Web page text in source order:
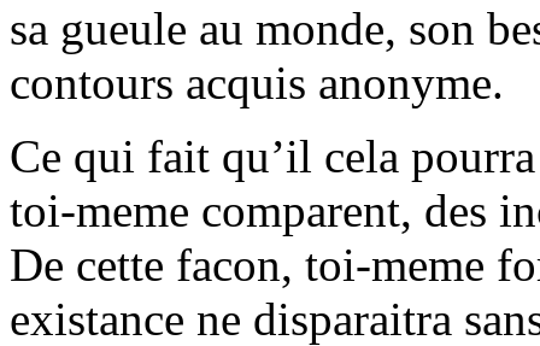
sa gueule au monde, son
contours acquis anonyme.
Ce qui fait qu’il cela
toi-meme comparent, des
De cette facon, toi-meme
existance ne disparaitra